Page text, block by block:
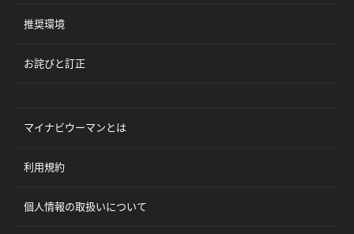
推奨環境
お詫びと訂正
マイナビウーマンとは
利用規約
個人情報の取扱いについて